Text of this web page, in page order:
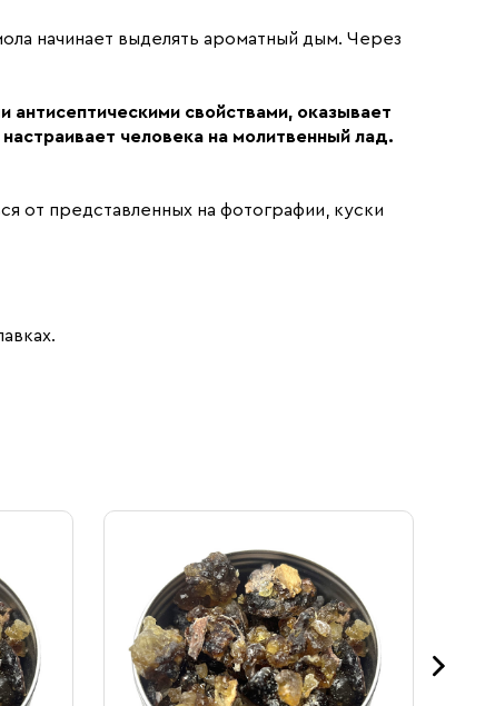
начинает выделять ароматный дым. Через
свойствами, оказывает
человека на молитвенный лад.
от представленных на фотографии, куски